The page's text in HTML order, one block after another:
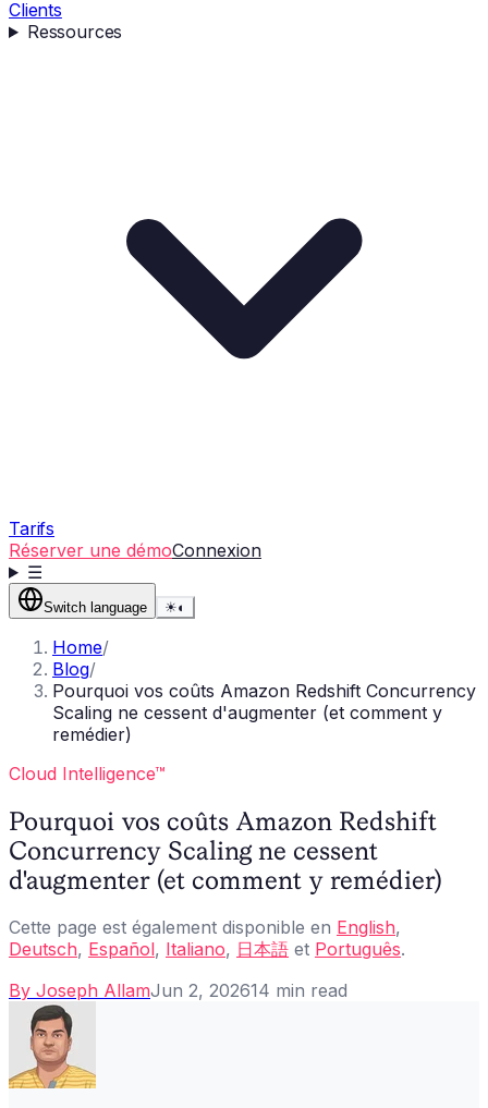
Clients
Ressources
Tarifs
Réserver une démoConnexion
☰
Switch language ☀◐
Home/
Blog/
Pourquoi vos coûts Amazon Redshift Concurrency
Scaling ne cessent d'augmenter (et comment y
remédier)
Cloud Intelligence™
Pourquoi vos coûts Amazon Redshift
Concurrency Scaling ne cessent
d'augmenter (et comment y remédier)
Cette page est également disponible en English,
Deutsch, Español, Italiano, 日本語 et Português.
By Joseph AllamJun 2, 202614 min read